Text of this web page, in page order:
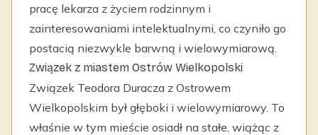
pracę lekarza z życiem rodzinnym i
zainteresowaniami intelektualnymi, co czyniło go
postacią niezwykle barwną i wielowymiarową.
Związek z miastem Ostrów Wielkopolski
Związek Teodora Duracza z Ostrowem
Wielkopolskim był głęboki i wielowymiarowy. To
właśnie w tym mieście osiadł na stałe, wiążąc z